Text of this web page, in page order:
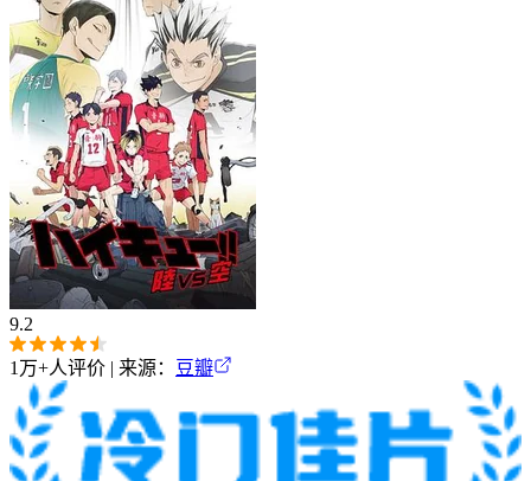
9.2
1万+人评价 | 来源： 豆瓣